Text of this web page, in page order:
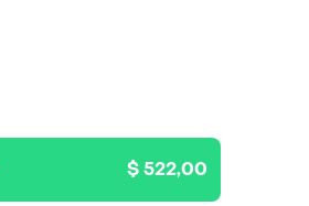
$ 522,00